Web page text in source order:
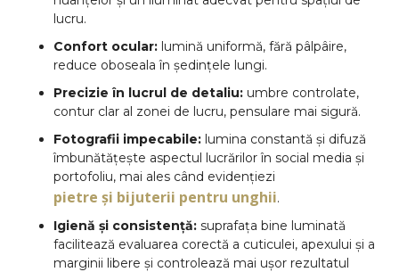
lucru.
Confort ocular: lumină uniformă, fără pâlpâire,
reduce oboseala în ședințele lungi.
Precizie în lucrul de detaliu: umbre controlate,
contur clar al zonei de lucru, pensulare mai sigură.
Fotografii impecabile: lumina constantă și difuză
îmbunătățește aspectul lucrărilor în social media și
portofoliu, mai ales când evidențiezi
pietre și bijuterii pentru unghii.
Igienă și consistență: suprafața bine luminată
facilitează evaluarea corectă a cuticulei, apexului și a
marginii libere și controlează mai ușor rezultatul